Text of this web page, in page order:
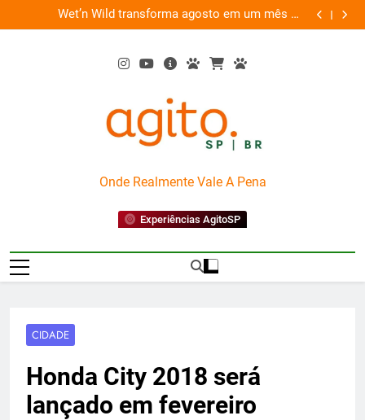
to
Wet’n Wild transforma agosto em um mês de
diversão e conexão
“Led
AgitoSP
Onde Realmente Vale A Pena
Experiências AgitoSP
CIDADE
Honda City 2018 será
lançado em fevereiro